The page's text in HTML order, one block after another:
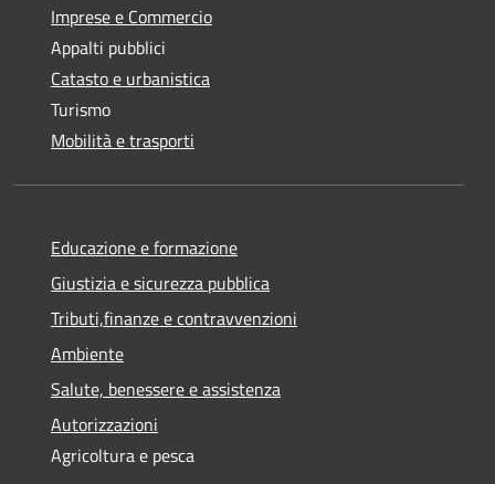
Imprese e Commercio
Appalti pubblici
Catasto e urbanistica
Turismo
Mobilità e trasporti
Educazione e formazione
Giustizia e sicurezza pubblica
Tributi,finanze e contravvenzioni
Ambiente
Salute, benessere e assistenza
Autorizzazioni
Agricoltura e pesca